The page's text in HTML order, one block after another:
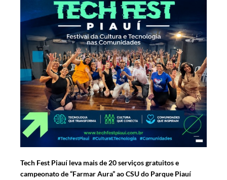
Tech Fest Piauí leva mais de 20 serviços gratuitos e
campeonato de “Farmar Aura” ao CSU do Parque Piauí